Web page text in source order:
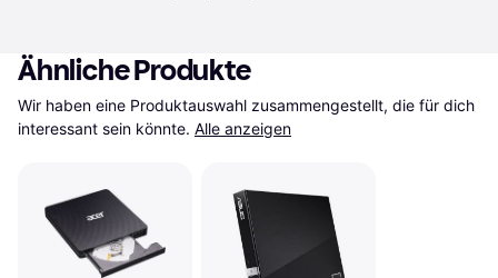
Ähnliche Produkte
Wir haben eine Produktauswahl zusammengestellt, die für dich
interessant sein könnte. Alle anzeigen